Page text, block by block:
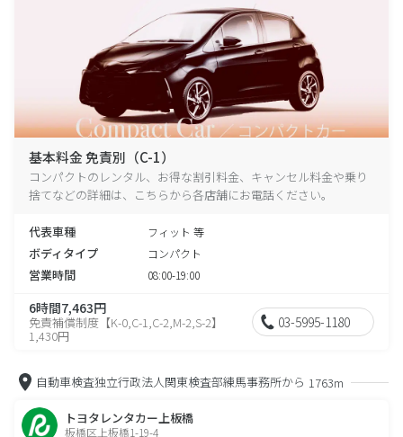
基本料金 免責別（C-1）
コンパクトのレンタル、お得な割引料金、キャンセル料金や乗り
捨てなどの詳細は、こちらから各店舗にお電話ください。
代表車種 フィット 等
ボディタイプ コンパクト
営業時間 08:00-19:00
6時間7,463円
免責補償制度【K-0,C-1,C-2,M-2,S-2】
1,430円
03-5995-1180
自動車検査独立行政法人関東検査部練馬事務所から 1763m
トヨタレンタカー上板橋
板橋区上板橋1-19-4